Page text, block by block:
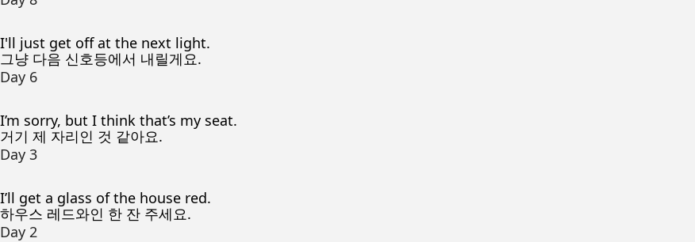
I'll just get off at the next light.
그냥 다음 신호등에서 내릴게요.
Day 6
I’m sorry, but I think that’s my seat.
거기 제 자리인 것 같아요.
Day 3
I’ll get a glass of the house red.
하우스 레드와인 한 잔 주세요.
Day 2